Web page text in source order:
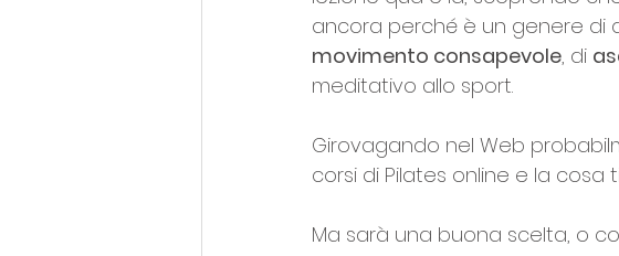
ancora perché è un genere di
movimento consapevole, di
meditativo allo sport.
Girovagando nel Web
corsi di Pilates online e la cosa
Ma sarà una buona scelta, o